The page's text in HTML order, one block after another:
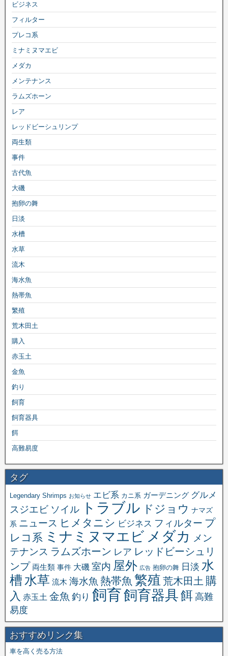
ビジネス
フィルター
プレコ系
ミナミヌマエビ
メダカ
メンテナンス
ラムズホーン
レア
レッドビーシュリンプ
両生類
事件
古代魚
大磯
抱卵の舞
日淡
水槽
水草
流木
海水魚
熱帯魚
繁殖
荒木田土
購入
赤玉土
金魚
釣り
飼育
飼育器具
餌
高難易度
タグ
Legendary Shrimps お知らせ エビ系 カニ系 ガーデニング グルメ
スジエビ ソイル トラブル ドジョウ ナマズ
系 ニュース ヒメタニシ ビジネス フィルター プ
レコ系 ミナミヌマエビ メダカ
メン
テナンス ラムズホーン レア レッドビーシュリ
ンプ 両生類 事件 大磯 室内 屋外 広告 抱卵の舞 日淡 水
槽 水草 流木 海水魚 熱帯魚 繁殖 荒木田土 購
入 赤玉土 金魚 釣り 飼育飼育器具餌 高難
易度
おすすめリンク集
車を高く売る方法